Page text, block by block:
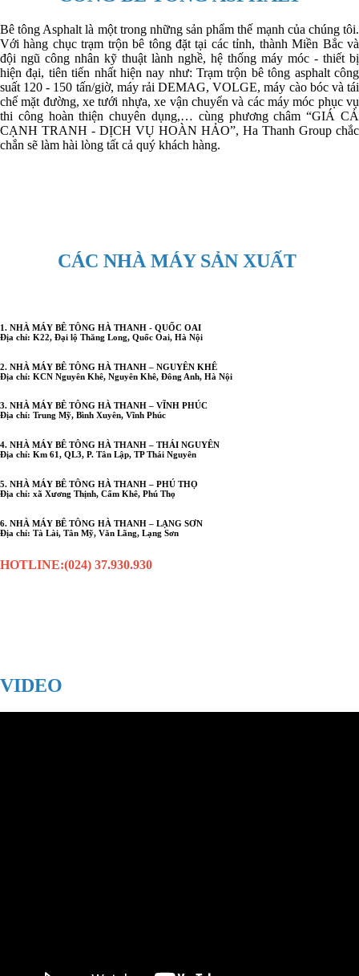
Bê tông Asphalt là một trong những sản phẩm thế mạnh của chúng tôi.
Với hàng chục trạm trộn bê tông đặt tại các tỉnh, thành Miền Bắc và
đội ngũ công nhân kỹ thuật lành nghề, hệ thống máy móc - thiết bị
hiện đại, tiên tiến nhất hiện nay như: Trạm trộn bê tông asphalt công
suất 120 - 150 tấn/giờ, máy rải DEMAG, VOLGE, máy cào bóc và tái
chế mặt đường, xe tưới nhựa, xe vận chuyển và các máy móc phục vụ
thi công hoàn thiện chuyên dụng,… cùng phương châm “GIÁ CẢ
CẠNH TRANH - DỊCH VỤ HOÀN HẢO”, Ha Thanh Group chắc
chắn sẽ làm hài lòng tất cả quý khách hàng.
CÁC NHÀ MÁY SẢN XUẤT
1. NHÀ MÁY BÊ TÔNG HÀ THANH - QUỐC OAI
Địa chỉ: K22, Đại lộ Thăng Long, Quốc Oai, Hà Nội
2. NHÀ MÁY BÊ TÔNG HÀ THANH – NGUYÊN KHÊ
Địa chỉ: KCN Nguyên Khê, Nguyên Khê, Đông Anh, Hà Nội
3. NHÀ MÁY BÊ TÔNG HÀ THANH – VĨNH PHÚC
Địa chỉ: Trung Mỹ, Bình Xuyên, Vĩnh Phúc
4. NHÀ MÁY BÊ TÔNG HÀ THANH – THÁI NGUYÊN
Địa chỉ: Km 61, QL3, P. Tân Lập, TP Thái Nguyên
5. NHÀ MÁY BÊ TÔNG HÀ THANH – PHÚ THỌ
Địa chỉ: xã Xương Thịnh, Cẩm Khê, Phú Thọ
6. NHÀ MÁY BÊ TÔNG HÀ THANH – LẠNG SƠN
Địa chỉ: Tà Lài, Tân Mỹ, Văn Lãng, Lạng Sơn
HOTLINE:(024) 37.930.930
VIDEO